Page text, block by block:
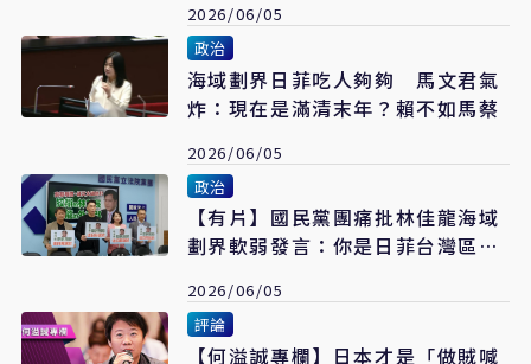
2026/06/05
政治
海域劃界日菲吃人夠夠 馬文君氣
炸：現在是滿清末年？賴不如馬蔡
2026/06/05
政治
【有片】國民黨團痛批林佳龍海域
劃界軟弱發言：你是日菲台灣區發
2026/06/05
評論
【何溢誠專欄】日本才是「做賊喊